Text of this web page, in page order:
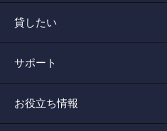
貸したい
サポート
お役立ち情報